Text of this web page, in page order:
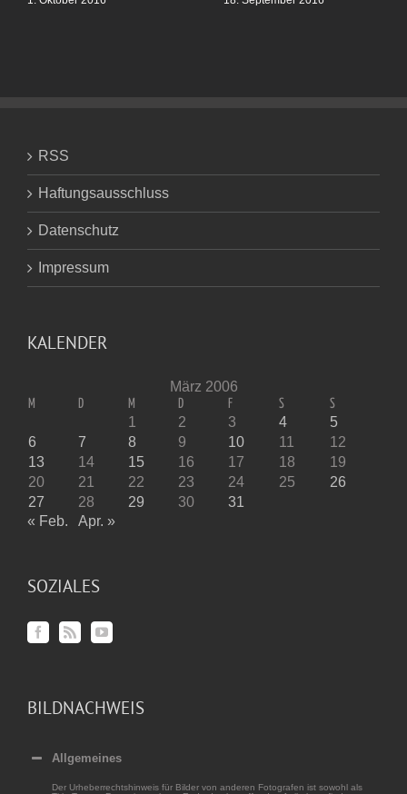
RSS
Haftungsausschluss
Datenschutz
Impressum
KALENDER
März 2006
M D M D F S S
1 2 3 4
5
6
7 8 9 10 11
12
13
14 15 16 17 18
19
20
21 22 23 24 25
26
27
28 29 30
31
« Feb.
Apr. »
SOZIALES
BILDNACHWEIS
Allgemeines
Der Urheberrechtshinweis für Bilder von anderen Fotografen ist sowohl als